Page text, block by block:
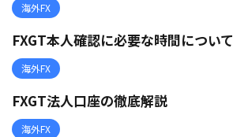
海外FX
FXGT本人確認に必要な時間について
海外FX
FXGT法人口座の徹底解説
海外FX